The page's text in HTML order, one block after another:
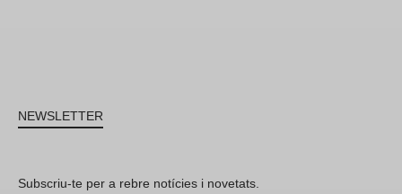
NEWSLETTER
Subscriu-te per a rebre notícies i novetats.